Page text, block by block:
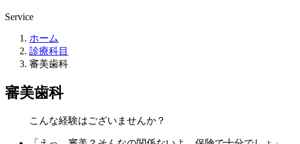
Service
ホーム
診療科目
審美歯科
審美歯科
こんな経験はございませんか？